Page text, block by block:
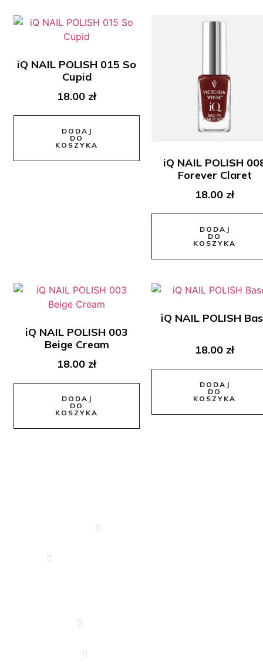
iQ NAIL POLISH 015 So
Cupid
18.00 zł
DODAJ
DO
KOSZYKA
iQ NAIL POLISH
Forever Claret
18.00 zł
DODAJ
DO
KOSZYKA
iQ NAIL POLISH 003
Beige Cream
18.00 zł
DODAJ
DO
KOSZYKA
iQ NAIL POLISH
18.00 zł
DODAJ
DO
KOSZYKA